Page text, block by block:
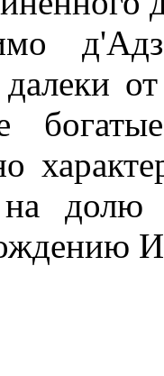
долю